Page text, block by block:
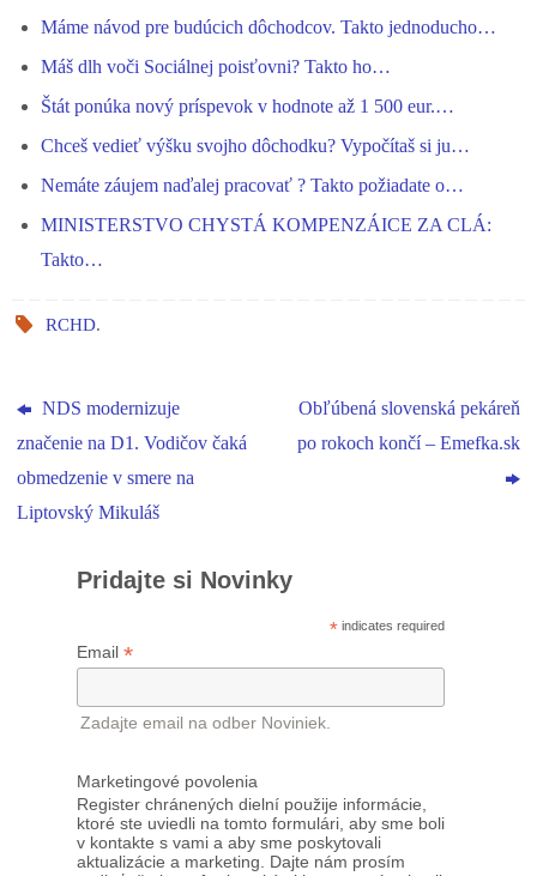
er pp m
Máme návod pre budúcich dôchodcov. Takto jednoducho…
Máš dlh voči Sociálnej poisťovni? Takto ho…
Štát ponúka nový príspevok v hodnote až 1 500 eur.…
Chceš vedieť výšku svojho dôchodku? Vypočítaš si ju…
Nemáte záujem naďalej pracovať ? Takto požiadate o…
MINISTERSTVO CHYSTÁ KOMPENZÁICE ZA CLÁ:
Takto…
RCHD.
NDS modernizuje
značenie na D1. Vodičov čaká
obmedzenie v smere na
Liptovský Mikuláš
Obľúbená slovenská pekáreň
po rokoch končí – Emefka.sk
Pridajte si Novinky
* indicates required
Email *
Zadajte email na odber Noviniek.
Marketingové povolenia
Register chránených dielní použije informácie,
ktoré ste uviedli na tomto formulári, aby sme boli
v kontakte s vami a aby sme poskytovali
aktualizácie a marketing. Dajte nám prosím